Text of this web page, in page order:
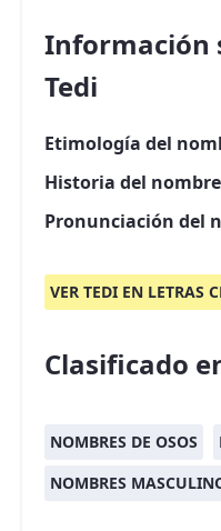
Información
Tedi
Etimología del
Historia del
Pronunciación del
VER TEDI EN LETRAS
Clasificado
NOMBRES DE OSOS
NOMBRES